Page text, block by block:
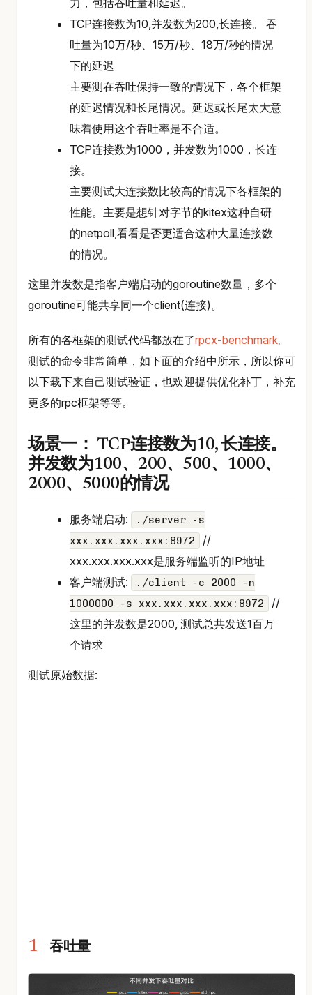
TCP连接数为10,并发数为200,长连接。 吞
吐量为10万/秒、15万/秒、18万/秒的情况
下的延迟
主要测在吞吐保持一致的情况下，各个框架
的延迟情况和长尾情况。延迟或长尾太大意
味着使用这个吞吐率是不合适。
TCP连接数为1000，并发数为1000，长连
接。
主要测试大连接数比较高的情况下各框架的
性能。主要是想针对字节的kitex这种自研
的netpoll,看看是否更适合这种大量连接数
的情况。
这里并发数是指客户端启动的goroutine数量，多个
goroutine可能共享同一个client(连接)。
所有的各框架的测试代码都放在了rpcx-benchmark。
测试的命令非常简单，如下面的介绍中所示，所以你可
以下载下来自己测试验证，也欢迎提供优化补丁，补充
更多的rpc框架等等。
场景一： TCP连接数为10, 长连接。
并发数为100、200、500、1000、
2000、5000的情况
服务端启动:
./server -s
xxx.xxx.xxx.xxx:8972
//
xxx.xxx.xxx.xxx是服务端监听的IP地址
客户端测试:
./client -c 2000 -n
1000000 -s xxx.xxx.xxx.xxx:8972
//
这里的并发数是2000, 测试总共发送1百万
个请求
测试原始数据:
吞吐量